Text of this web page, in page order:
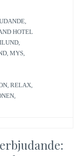
HOTEL
,MYS
,RELAX